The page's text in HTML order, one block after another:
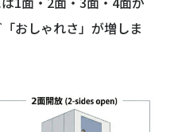
おしゃれさ」が増しま